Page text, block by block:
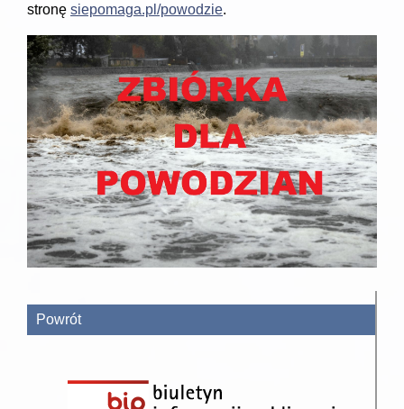
stronę siepomaga.pl/powodzie.
Powrót